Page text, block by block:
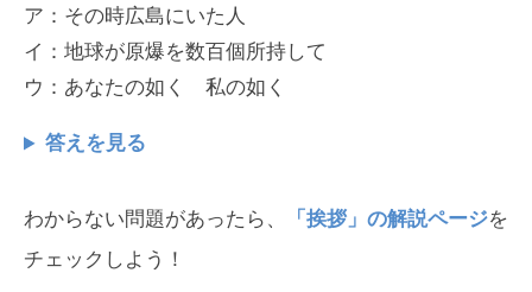
ア：その時広島にいた人
イ：地球が原爆を数百個所持して
ウ：あなたの如く 私の如く
答えを見る
わからない問題があったら、 「挨拶」の解説ページを
チェックしよう！